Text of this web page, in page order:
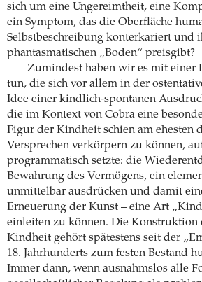
sich um eine Ungereimtheit, eine
ein Symptom, das die Oberfläche
Selbstbeschreibung konterkariert und
phantasmatischen „Boden“ preisgibt?
Zumindest haben wir es mit einer
tun, die sich vor allem in der
Idee einer kindlich-spontanen
die im Kontext von Cobra eine
Figur der Kindheit schien am ehesten
Versprechen verkörpern zu können,
programmatisch setzte: die
Bewahrung des Vermögens, ein
unmittelbar ausdrücken und damit
Erneuerung der Kunst – eine Art
einleiten zu können. Die Konstruktion
Kindheit gehört spätestens seit der
18. Jahrhunderts zum festen Bestand
Immer dann, wenn ausnahmslos alle